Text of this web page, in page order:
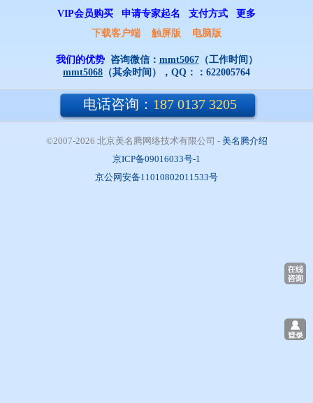
VIP会员购买
申请专家起名 支付方式
更多
下载客户端
触屏版 电脑版
我们的优势 咨询微信： mmt5067（工作时间）
mmt5068 （其余时间），QQ：： 622005764
电话咨询： 187 0137 3205
©2007-2026 北京美名腾网络技术有限公司 - 美名腾介绍
京ICP备09016033号-1
京公网安备11010802011533号